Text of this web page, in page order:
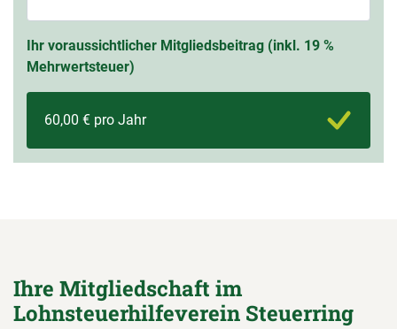
Ihr voraussichtlicher Mitgliedsbeitrag (inkl. 19 %
Mehrwertsteuer)
60,00 € pro Jahr
Ihre Mitgliedschaft im
Lohnsteuerhilfeverein Steuerring